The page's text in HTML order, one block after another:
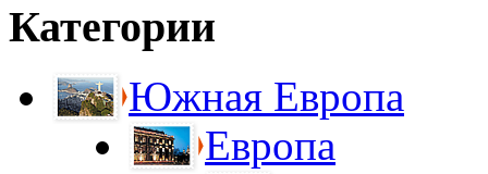
Категории
Южная Европа
Европа